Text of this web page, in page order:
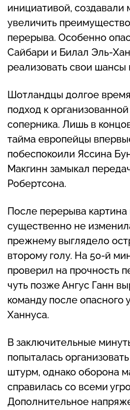
инициативой,
увеличить
перерыва. Особенно
Сайбари и Билал Эль-
реализовать свои шансы
Шотландцы долгое
подход к
соперника. Лишь в
тайма европейцы
побеспокоили Яссина
Макгинн замыкал
Робертсона.
После перерыва картина
существенно не
прежнему выглядело
второму голу. На 50-й
проверил на прочность
чуть позже Ангус Ганн
команду после опасного
Ханнуса.
В заключительные
попыталась
штурм, однако оборона
справилась со всеми
Дополнительное